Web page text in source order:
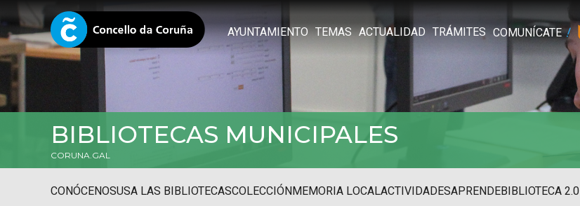
AYUNTAMIENTO TEMAS ACTUALIDAD TRÁMITES COMUNÍCATE
BIBLIOTECAS MUNICIPALES
CORUNA.GAL
CONÓCENOSUSA LAS BIBLIOTECASCOLECCIÓNMEMORIA LOCALACTIVIDADESAPRENDEBIBLIOTECA 2.0